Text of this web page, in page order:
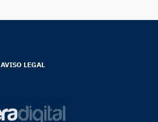
AVISO LEGAL